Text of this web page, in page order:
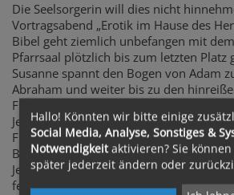
Die Seelsorgerin will dies nicht
Vortragsabend „Erotik im Hause des
Bibel geht ziemlich unbefangen mit
Pfarrsaal plötzlich bis zum letzten Platz
Susanne spannt den Bogen von Adam
Abraham und weiter bis zu den
Frauen im Alten Testament, die noch
Jesu verzeichnet sind. Aber auch von
Freundschaften ist die Rede und dem
Begehren im „Hohe Lied der Liebe“.
Jesus und seine liebevolle Zuwendung
fehlen!
Hallo! Könnten wir bitte einige
Social Media, Analyse, Sonstiges &
Notwendigkeitaktivieren? Sie
später jederzeit ändern oder